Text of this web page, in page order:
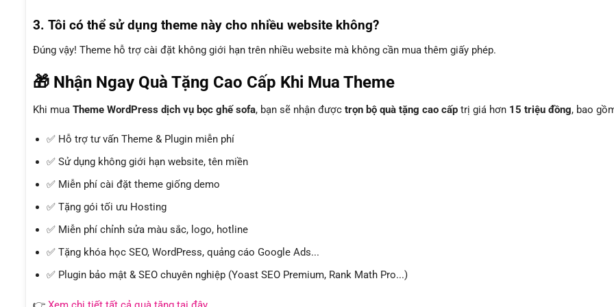
3. Tôi có thể sử dụng theme này cho nhiều website không?
Đúng vậy! Theme hỗ trợ cài đặt không giới hạn trên nhiều website mà không cần mua thêm giấy phép.
🎁 Nhận Ngay Quà Tặng Cao Cấp Khi Mua Theme
Khi mua Theme WordPress dịch vụ bọc ghế sofa, bạn sẽ nhận được trọn bộ quà tặng cao cấp trị giá hơn 15 triệu đồng, bao
✅ Hỗ trợ tư vấn Theme & Plugin miễn phí
✅ Sử dụng không giới hạn website, tên miền
✅ Miễn phí cài đặt theme giống demo
✅ Tặng gói tối ưu Hosting
✅ Miễn phí chỉnh sửa màu sắc, logo, hotline
✅ Tặng khóa học SEO, WordPress, quảng cáo Google Ads...
✅ Plugin bảo mật & SEO chuyên nghiệp (Yoast SEO Premium, Rank Math Pro...)